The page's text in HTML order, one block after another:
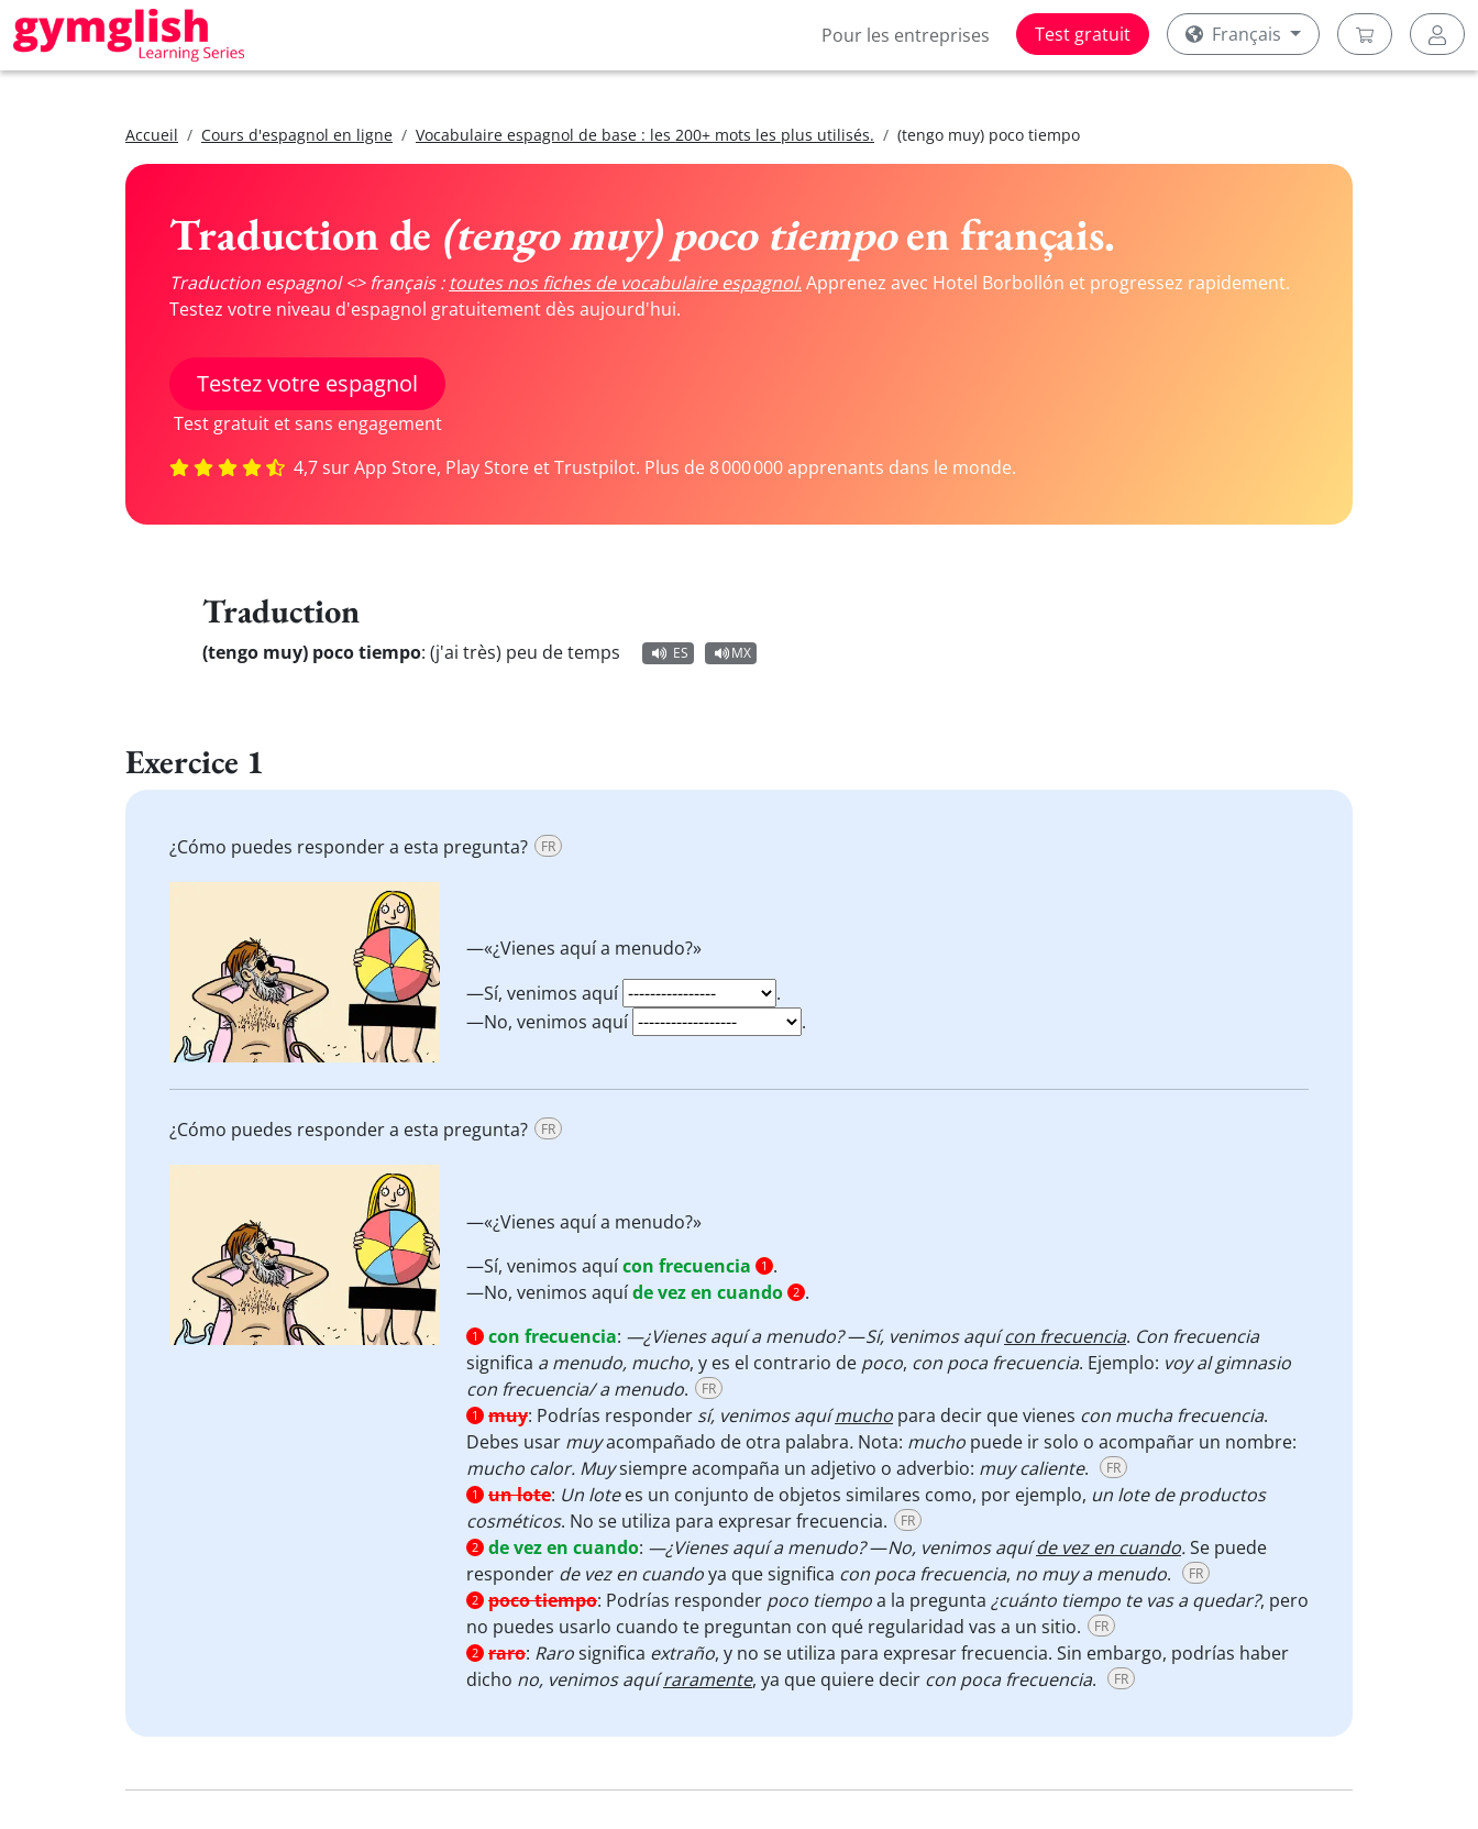
Pour les entreprises Test gratuit Français
Accueil Cours d'espagnol en ligne Vocabulaire espagnol de base : les 200+ mots les plus utilisés. (tengo muy) poco tiempo
Traduction de (tengo muy) poco tiempoen français.
Traduction espagnol <> français : toutes nos fiches de vocabulaire espagnol.Apprenez avec Hotel Borbollón et progressez rapidement.
Testez votre niveau d'espagnol gratuitement dès aujourd'hui.
Testez votre espagnol
Test gratuit et sans engagement
4,7 sur App Store, Play Store et Trustpilot. Plus de 8 000 000 apprenants dans le monde.
Traduction
(tengo muy) poco tiempo: (j'ai très) peu de temps ES MX
Exercice 1
¿Cómo puedes responder a esta pregunta? FR
—«¿Vienes aquí a menudo?»
—Sí, venimos aquí
.
—No, venimos aquí
.
¿Cómo puedes responder a esta pregunta? FR
—«¿Vienes aquí a menudo?»
—Sí, venimos aquícon frecuencia 1 .
—No, venimos aquíde vez en cuando 2 .
1 con frecuencia: —¿Vienes aquí a menudo?—Sí, venimos aquícon frecuencia. Con frecuencia
significa a menudo, mucho, y es el contrario de poco, con poca frecuencia. Ejemplo: voy al gimnasio
con frecuencia/ a menudo. FR
1 muy: Podrías responder sí, venimos aquímucho para decir que vienes con mucha frecuencia.
Debes usar muyacompañado de otra palabra. Nota: mucho puede ir solo o acompañar un nombre:
mucho calor. Muysiempre acompaña un adjetivo o adverbio: muy caliente. FR
1 un lote: Un lotees un conjunto de objetos similares como, por ejemplo, un lote de productos
cosméticos. No se utiliza para expresar frecuencia. FR
2 de vez en cuando: —¿Vienes aquí a menudo?—No, venimos aquíde vez en cuando.Se puede
responder de vez en cuandoya que significa con poca frecuencia, no muy a menudo. FR
2 poco tiempo: Podrías responder poco tiempoa la pregunta ¿cuánto tiempo te vas a quedar?, pero
no puedes usarlo cuando te preguntan con qué regularidad vas a un sitio.
FR
2 raro: Rarosignifica extraño, y no se utiliza para expresar frecuencia. Sin embargo, podrías haber
dicho no, venimos aquíraramente, ya que quiere decir con poca frecuencia. FR